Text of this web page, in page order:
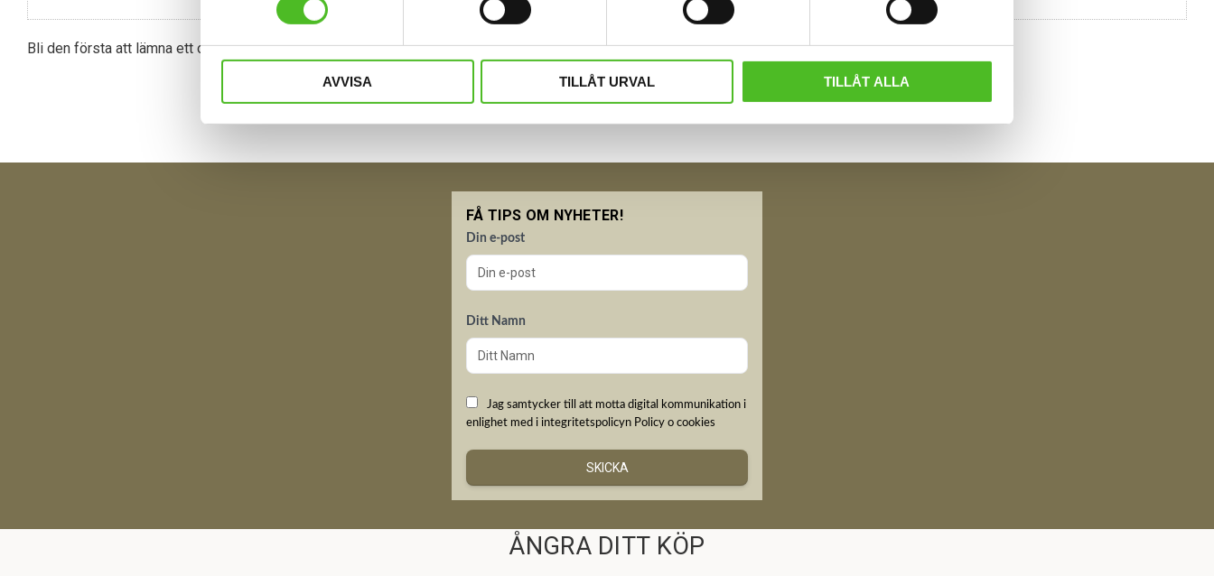
AVVISA TILLÅT URVAL TILLÅT ALLA
Bli den första att lämna ett omdöme.
FÅ TIPS OM NYHETER!
Din e-post
Ditt Namn
Jag samtycker till att motta digital kommunikation i
enlighet med i integritetspolicyn Policy o cookies
SKICKA
ÅNGRA DITT KÖP